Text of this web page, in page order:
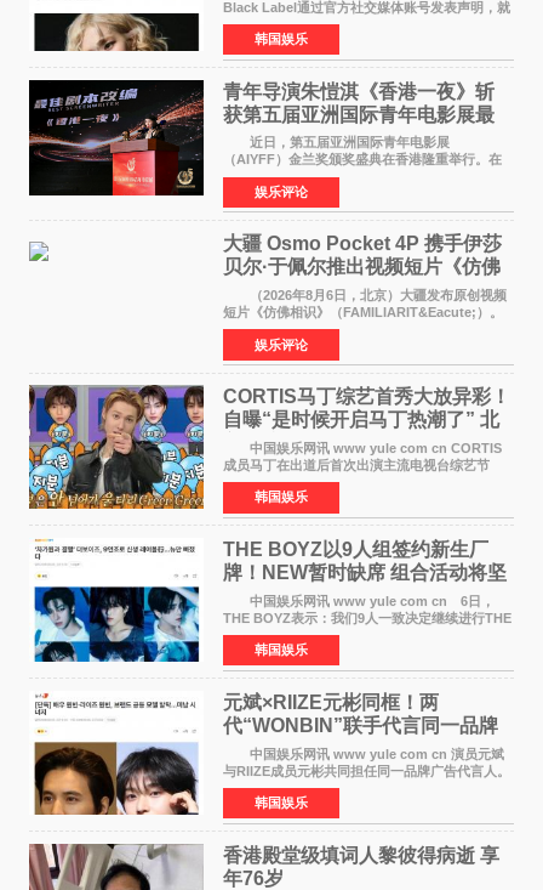
Black Label通过官方社交媒体账号发表声明，就
近期网络上关于ROS&Eacute;个人行程及是否参
加BLACKPINK出道纪念活动的种种猜测作出正
式回应。 Th
韩国娱乐
青年导演朱愷淇《香港一夜》斩
获第五届亚洲国际青年电影展最
佳剧本改编奖
近日，第五届亚洲国际青年电影展
（AIYFF）金兰奖颁奖盛典在香港隆重举行。在
这场汇聚数百位海内外电影人、文化界人士及媒
体代表的亚洲青年影视盛会上，香港本土电影
《香港一夜》（Dawn in Ho
娱乐评论
大疆 Osmo Pocket 4P 携手伊莎
贝尔·于佩尔推出视频短片《仿佛
相识》
（2026年8月6日，北京）大疆发布原创视频
短片《仿佛相识》（FAMILIARIT&Eacute;）。
视频短片由戛纳国际电影节最佳女演员伊莎贝尔·
于佩尔（Isabelle Huppert）主演，全程使用大
疆首款双主摄口
娱乐评论
CORTIS马丁综艺首秀大放异彩！
自曝“是时候开启马丁热潮了” 北
美巡演火热进行中
中国娱乐网讯 www yule com cn CORTIS
成员马丁在出道后首次出演主流电视台综艺节
目，展现了多才多艺的魅力。 马丁出演了5日
播出的MBC《Radio Star》Fashion与Passion
之间，I&lsquo;m
韩国娱乐
THE BOYZ以9人组签约新生厂
牌！NEW暂时缺席 组合活动将坚
定不移继续
中国娱乐网讯 www yule com cn 6日，
THE BOYZ表示：我们9人一致决定继续进行THE
BOYZ组合活动，并且已经完成了组合团体活动
签约。目前正在新生厂牌下进行活动准备。尚未
离开THE BOYZ原所
韩国娱乐
元斌×RIIZE元彬同框！两
代“WONBIN”联手代言同一品牌
颜值天花板合体
中国娱乐网讯 www yule com cn 演员元斌
与RIIZE成员元彬共同担任同一品牌广告代言人。
6日据独家报道，继演员元斌之后，RIIZE元彬最
近也被选为某在线中介平台A公司的共同广告代言
人，两人将作
韩国娱乐
香港殿堂级填词人黎彼得病逝 享
年76岁​